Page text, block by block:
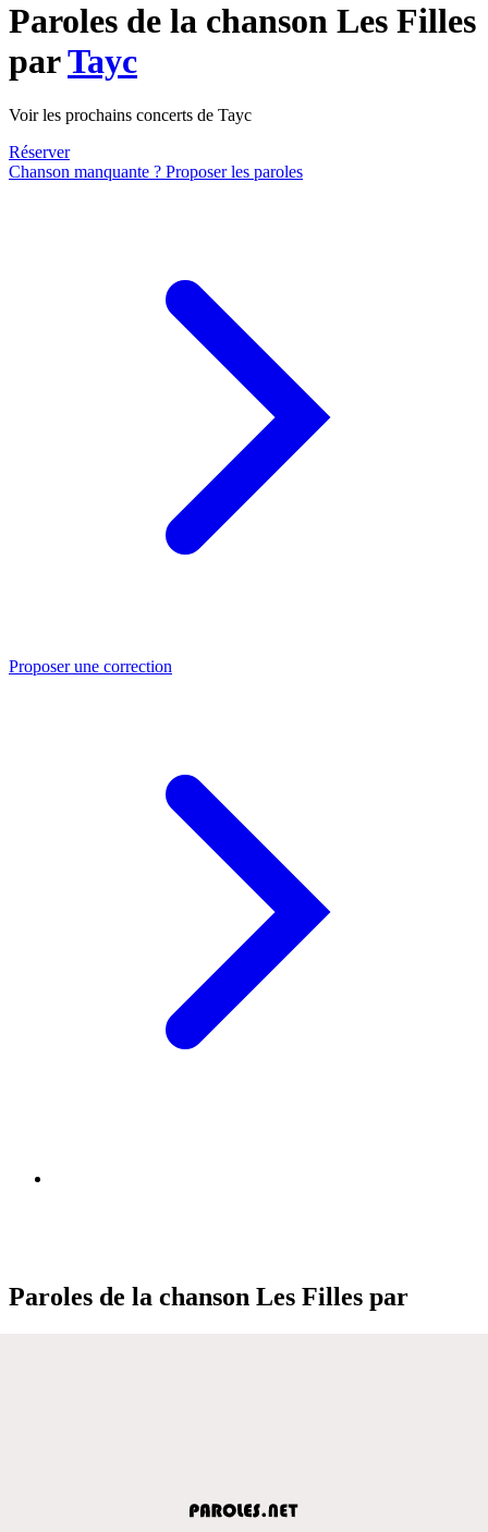
Paroles de la chanson Les Filles
parTayc
Voir les prochains concerts de Tayc
Réserver
Chanson manquante ? Proposer les paroles
Proposer une correction
Paroles de la chanson Les Filles par